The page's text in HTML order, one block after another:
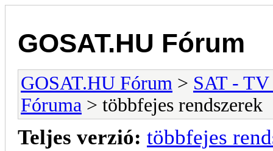
GOSAT.HU Fórum
GOSAT.HU Fórum > SAT -
Fóruma > többfejes rendszerek
Teljes verzió: többfejes